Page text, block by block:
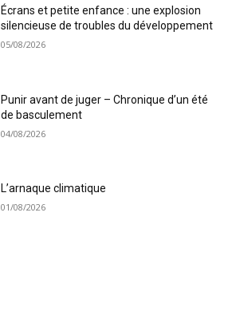
Écrans et petite enfance : une explosion
silencieuse de troubles du développement
05/08/2026
Punir avant de juger – Chronique d’un été
de basculement
04/08/2026
L’arnaque climatique
01/08/2026